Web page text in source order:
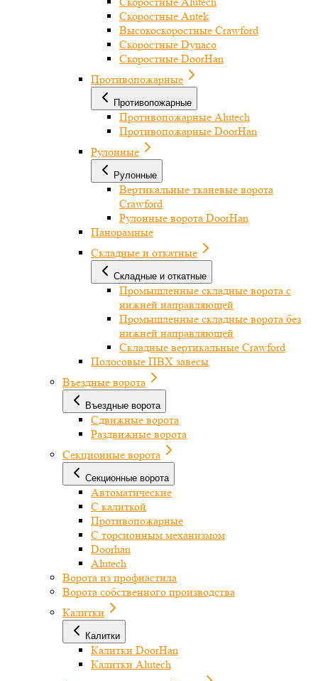
Скоростные Antek
Высокоскоростные Crawford
Скоростные Dynaco
Скоростные DoorHan
Противопожарные
Противопожарные
Противопожарные Alutech
Противопожарные DoorHan
Рулонные
Рулонные
Вертикальные тканевые ворота
Crawford
Рулонные ворота DoorHan
Панорамные
Складные и откатные
Складные и откатные
Промышленные складные ворота с
нижней направляющей
Промышленные складные ворота без
нижней направляющей
Складные вертикальные Crawford
Полосовые ПВХ завесы
Въездные ворота
Въездные ворота
Сдвижные ворота
Раздвижные ворота
Секционные ворота
Секционные ворота
Автоматические
С калиткой
Противопожарные
С торсионным механизмом
Doorhan
Alutech
Ворота из профнастила
Ворота собственного производства
Калитки
Калитки
Калитки DoorHan
Калитки Alutech